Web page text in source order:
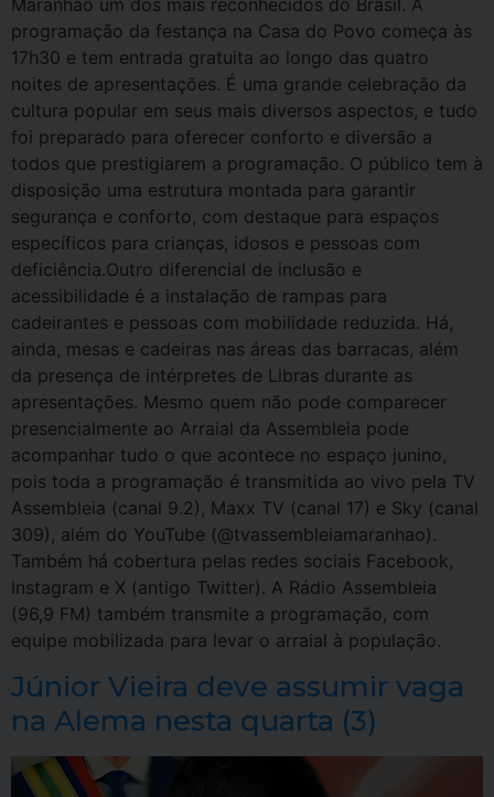
Maranhão um dos mais reconhecidos do Brasil. A
programação da festança na Casa do Povo começa às
17h30 e tem entrada gratuita ao longo das quatro
noites de apresentações. É uma grande celebração da
cultura popular em seus mais diversos aspectos, e tudo
foi preparado para oferecer conforto e diversão a
todos que prestigiarem a programação. O público tem à
disposição uma estrutura montada para garantir
segurança e conforto, com destaque para espaços
específicos para crianças, idosos e pessoas com
deficiência.Outro diferencial de inclusão e
acessibilidade é a instalação de rampas para
cadeirantes e pessoas com mobilidade reduzida. Há,
ainda, mesas e cadeiras nas áreas das barracas, além
da presença de intérpretes de Libras durante as
apresentações. Mesmo quem não pode comparecer
presencialmente ao Arraial da Assembleia pode
acompanhar tudo o que acontece no espaço junino,
pois toda a programação é transmitida ao vivo pela TV
Assembleia (canal 9.2), Maxx TV (canal 17) e Sky (canal
309), além do YouTube (@tvassembleiamaranhao).
Também há cobertura pelas redes sociais Facebook,
Instagram e X (antigo Twitter). A Rádio Assembleia
(96,9 FM) também transmite a programação, com
equipe mobilizada para levar o arraial à população.
Júnior Vieira deve assumir vaga
na Alema nesta quarta (3)